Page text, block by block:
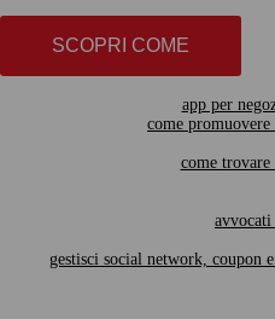
SCOPRI COME
app per
come
come
gestisci social network, coupon